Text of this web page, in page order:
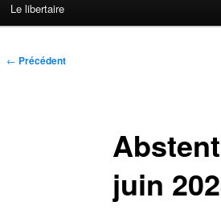
Le libertaire
Navigation
← Précédent
juin